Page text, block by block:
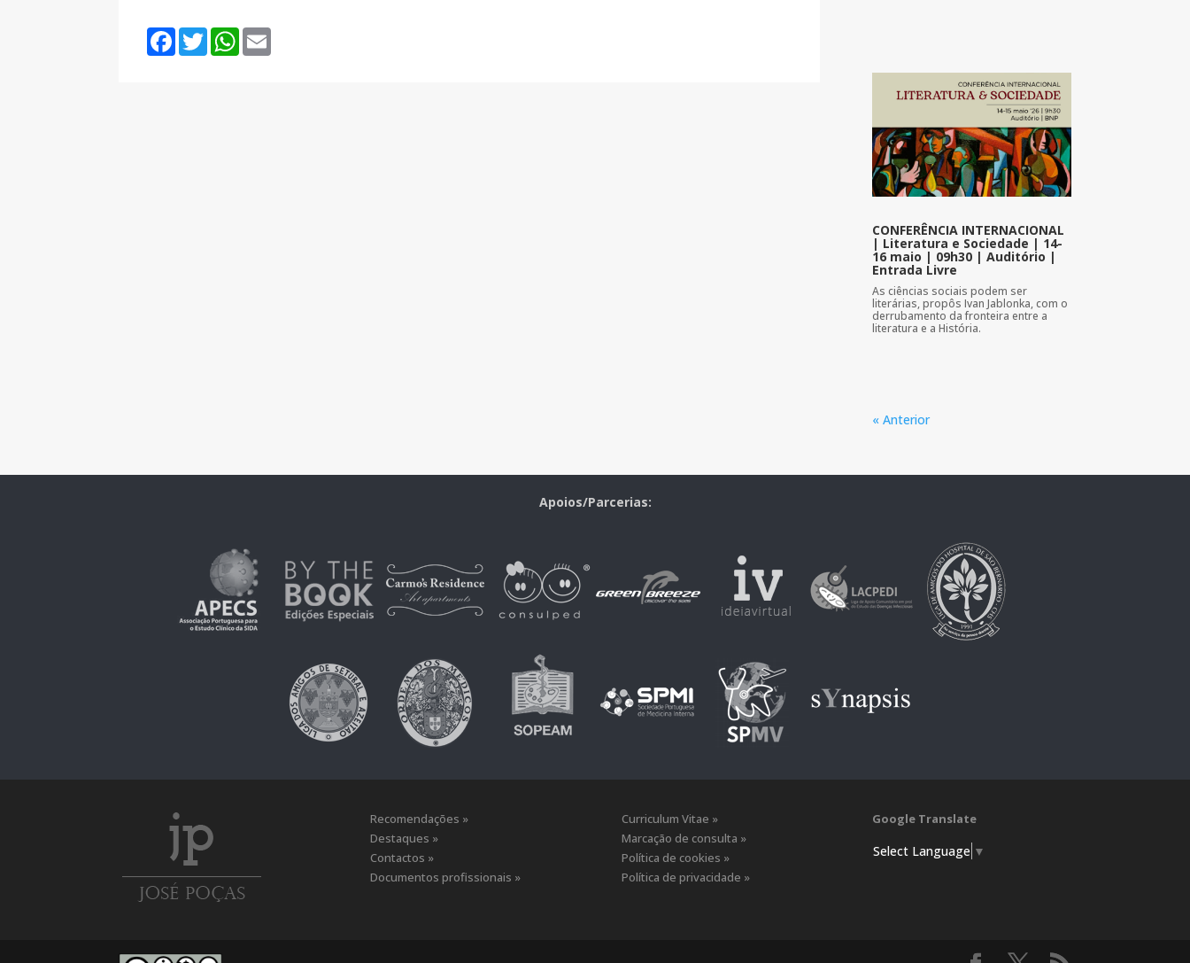
F
a
T
w
W
CONFERÊNCIA INTERNACIONAL
| Literatura e Sociedade | 14-
16 maio | 09h30 | Auditório |
Entrada Livre
As ciências sociais podem ser
literárias, propôs Ivan Jablonka, com o
derrubamento da fronteira entre a
literatura e a História.
« Anterior
Apoios/Parcerias:
Recomendações »
Destaques »
Contactos »
Documentos profissionais »
Curriculum Vitae »
Marcação de consulta »
Política de cookies »
Política de privacidade »
Google Translate
Select Language ▼